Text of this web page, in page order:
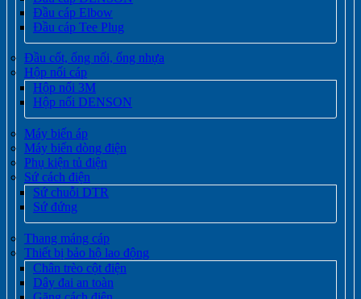
Đầu cáp Elbow
Đầu cáp Tee Plug
Đầu cốt, ống nối, ống nhựa
Hộp nối cáp
Hộp nối 3M
Hộp nối DENSON
Máy biến áp
Máy biến dòng điện
Phụ kiện tủ điện
Sứ cách điện
Sứ chuỗi DTR
Sứ đứng
Thang máng cáp
Thiết bị bảo hộ lao động
Chân trèo cột điện
Dây đai an toàn